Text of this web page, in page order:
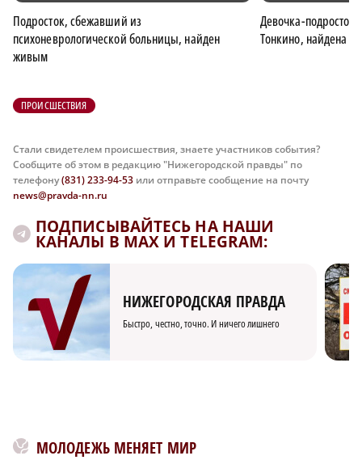
Подросток, сбежавший из
психоневрологической больницы, найден
живым
Девочка-
Тонкино, найдена
ПРОИСШЕСТВИЯ
Стали свидетелем происшествия, знаете участников события?
Сообщите об этом в редакцию "Нижегородской правды" по
телефону(831) 233-94-53 или отправьте сообщение на почту
news@pravda-nn.ru
ПОДПИСЫВАЙТЕСЬ НА НАШИ
КАНАЛЫ В MAX И TELEGRAM:
НИЖЕГОРОДСКАЯ ПРАВДА
Быстро, честно, точно. И ничего лишнего
МОЛОДЕЖЬ МЕНЯЕТ МИР